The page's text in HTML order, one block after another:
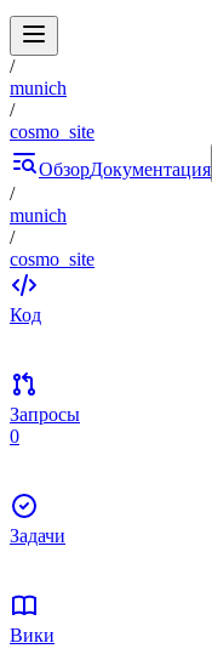
/
munich
/
cosmo_site
ОбзорДокументация
/
munich
/
cosmo_site
Код
Запросы
0
Задачи
Вики